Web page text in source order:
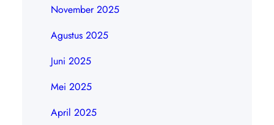
November 2025
Agustus 2025
Juni 2025
Mei 2025
April 2025